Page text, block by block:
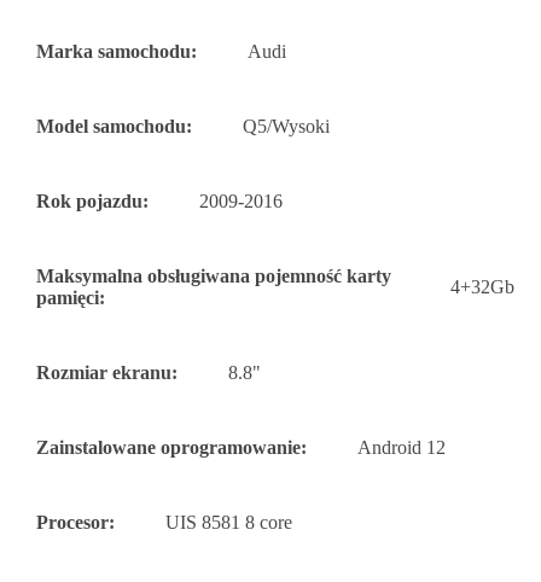
Marka samochodu: Audi
Model samochodu: Q5/Wysoki
Rok pojazdu: 2009-2016
Maksymalna obsługiwana pojemność karty
pamięci:
4+32Gb
Rozmiar ekranu: 8.8"
Zainstalowane oprogramowanie: Android 12
Procesor: UIS 8581 8 core